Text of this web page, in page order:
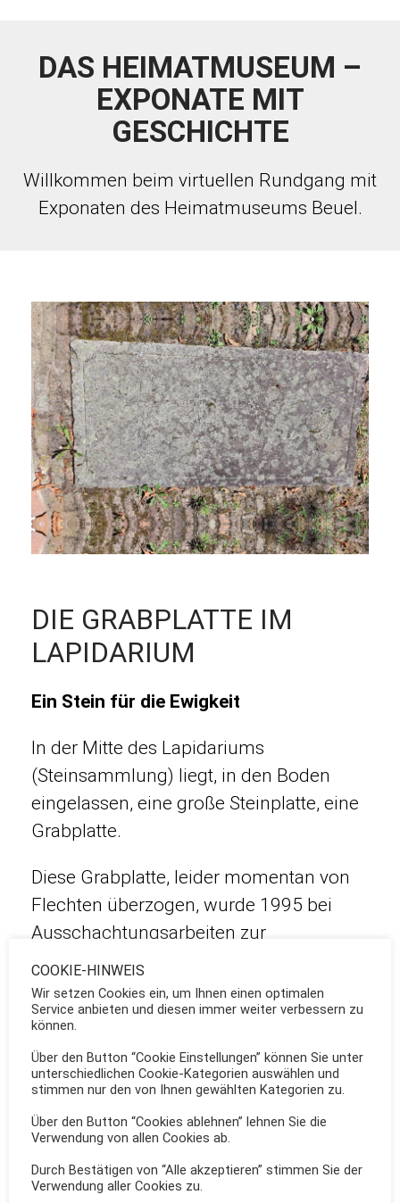
DAS HEIMATMUSEUM –
EXPONATE MIT
GESCHICHTE
Willkommen beim virtuellen Rundgang mit
Exponaten des Heimatmuseums Beuel.
DIE GRABPLATTE IM
LAPIDARIUM
Ein Stein für die Ewigkeit
In der Mitte des Lapidariums
(Steinsammlung) liegt, in den Boden
eingelassen, eine große Steinplatte, eine
Grabplatte.
Diese Grabplatte, leider momentan von
Flechten überzogen, wurde 1995 bei
Ausschachtungsarbeiten zur
Erweiterung der Vilicher Grundschule
geborgen.
Das Areal diente einst der 1765
eingestürzten Pfarrkirche St. Paulus als
Friedhof .
Der Text der Grabplatte ist momentan für
den Besucher nicht zu erkennen, wobei
am unteren Ende der Platte gekreuzte
COOKIE-HINWEIS
Wir setzen Cookies ein, um Ihnen einen optimalen
Service anbieten und diesen immer weiter verbessern zu
können.
Über den Button “Cookie Einstellungen” können Sie unter
unterschiedlichen Cookie-Kategorien auswählen und
stimmen nur den von Ihnen gewählten Kategorien zu.
Über den Button “Cookies ablehnen” lehnen Sie die
Verwendung von allen Cookies ab.
Durch Bestätigen von “Alle akzeptieren” stimmen Sie der
Verwendung aller Cookies zu.